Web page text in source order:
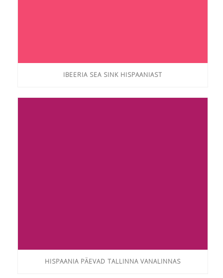
IBEERIA SEA SINK HISPAANIAST
HISPAANIA PÄEVAD TALLINNA VANALINNAS